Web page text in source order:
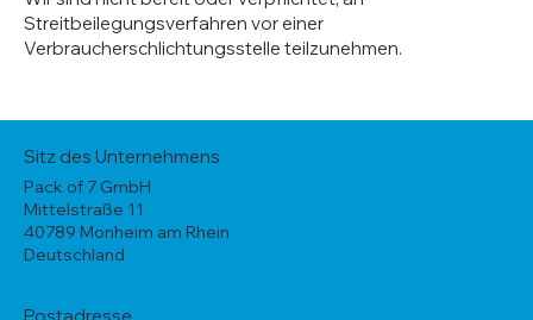
Streitbeilegungsverfahren vor einer
Verbraucherschlichtungsstelle teilzunehmen.
Sitz des Unternehmens
Pack of 7 GmbH
Mittelstraße 11
40789 Monheim am Rhein
Deutschland